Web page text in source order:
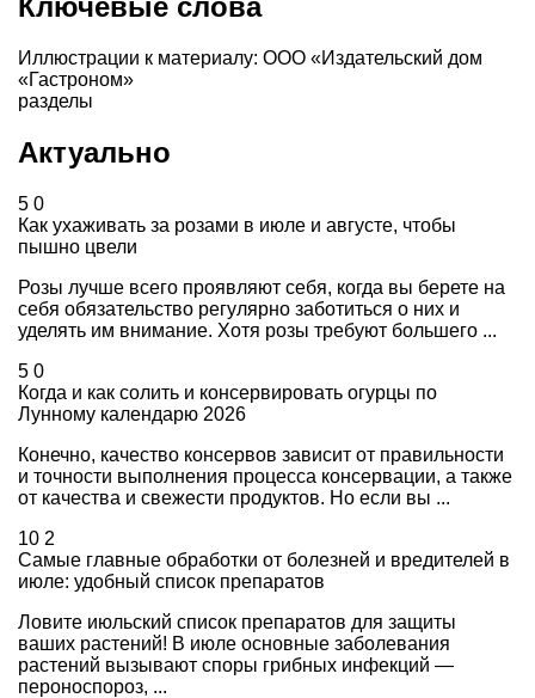
Ключевые слова
Иллюстрации к материалу: ООО «Издательский дом
«Гастроном»
разделы
Актуально
5 0
Как ухаживать за розами в июле и августе, чтобы
пышно цвели
Розы лучше всего проявляют себя, когда вы берете на
себя обязательство регулярно заботиться о них и
уделять им внимание. Хотя розы требуют большего ...
5 0
Когда и как солить и консервировать огурцы по
Лунному календарю 2026
Конечно, качество консервов зависит от правильности
и точности выполнения процесса консервации, а также
от качества и свежести продуктов. Но если вы ...
10 2
Самые главные обработки от болезней и вредителей в
июле: удобный список препаратов
Ловите июльский список препаратов для защиты
ваших растений! В июле основные заболевания
растений вызывают споры грибных инфекций —
пероноспороз, ...